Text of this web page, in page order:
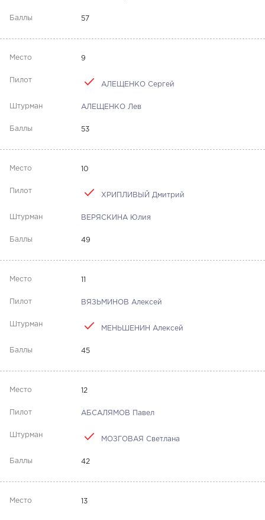
57
9
АЛЕЩЕНКО Сергей
АЛЕЩЕНКО Лев
53
10
ХРИПЛИВЫЙ Дмитрий
ВЕРЯСКИНА Юлия
49
11
ВЯЗЬМИНОВ Алексей
МЕНЬШЕНИН Алексей
45
12
АБСАЛЯМОВ Павел
МОЗГОВАЯ Светлана
42
13